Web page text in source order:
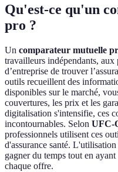
Qu'est-ce qu'un
pro ?
Un comparateur mutuelle
travailleurs indépendants,
d’entreprise de trouver
outils recueillent des
disponibles sur le marché,
couvertures, les prix et les
digitalisation s'intensifie, ces
incontournables. Selon UFC-
professionnels utilisent ces
d'assurance santé.
gagner du temps tout en
chaque offre.